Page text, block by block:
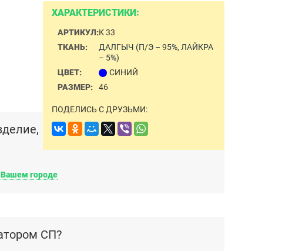
ХАРАКТЕРИСТИКИ:
АРТИКУЛ:К 33
ТКАНЬ:
ДАЛГЫЧ (П/Э – 95%, ЛАЙКРА
– 5%)
ЦВЕТ:
СИНИЙ
РАЗМЕР:
46
ПОДЕЛИСЬ С ДРУЗЬМИ:
Вашем городе
СП?